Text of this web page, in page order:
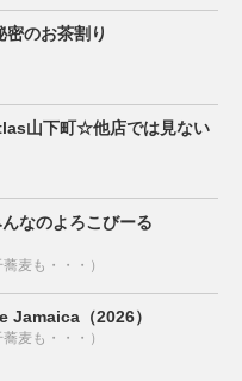
のお茶割り
山下町☆他店では見ない
なのよろこびーる
麦も・・・）
（2026）
麦も・・・）